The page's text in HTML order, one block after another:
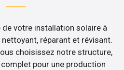
de votre installation solaire à
réparant et révisant.
choisissez notre structure,
complet pour une production